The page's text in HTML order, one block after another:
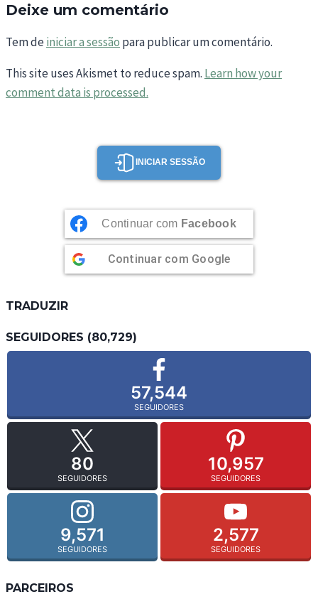
Deixe um comentário
Tem deiniciar a sessão para publicar um comentário.
This site uses Akismet to reduce spam. Learn how your
comment data is processed.
INICIAR SESSÃO
Continuar com Facebook
Continuar com Google
TRADUZIR
SEGUIDORES (80,729)
57,544
SEGUIDORES
80
SEGUIDORES
10,957
SEGUIDORES
9,571
SEGUIDORES
2,577
SEGUIDORES
PARCEIROS